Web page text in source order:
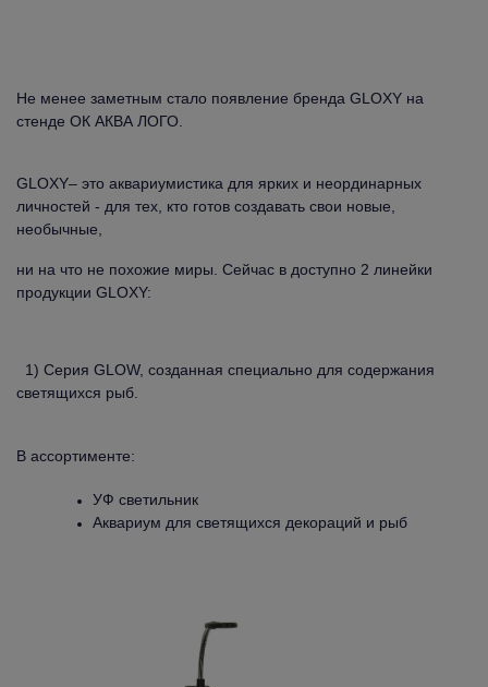
Не менее заметным стало появление бренда GLOXY на
стенде ОК АКВА ЛОГО.
GLOXY– это аквариумистика для ярких и неординарных
личностей - для тех, кто готов создавать свои новые,
необычные,
ни на что не похожие миры. Сейчас в доступно 2 линейки
продукции GLOXY:
1) Серия GLOW, созданная специально для содержания
светящихся рыб.
В ассортименте:
УФ светильник
Аквариум для светящихся декораций и рыб